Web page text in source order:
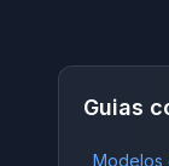
Guias
Modelos